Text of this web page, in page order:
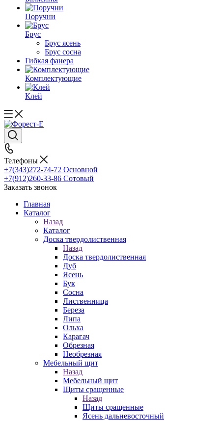
Поручни
Брус
Брус ясень
Брус сосна
Гибкая фанера
Комплектующие
Клей
Телефоны
+7(343)272-74-72 Основной
+7(912)260-33-86 Сотовый
Заказать звонок
Главная
Каталог
Назад
Каталог
Доска твердолиственная
Назад
Доска твердолиственная
Дуб
Ясень
Бук
Сосна
Лиственница
Береза
Липа
Ольха
Карагач
Обрезная
Необрезная
Мебельный щит
Назад
Мебельный щит
Щиты сращенные
Назад
Щиты сращенные
Ясень дальневосточный